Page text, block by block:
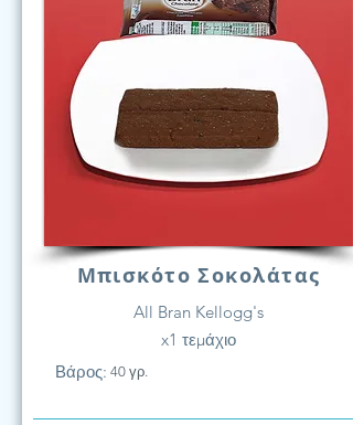
Μπισκότο Σοκολάτας
All Bran Kellogg's
x1 τεμάχιο
Βάρος: 40 γρ.